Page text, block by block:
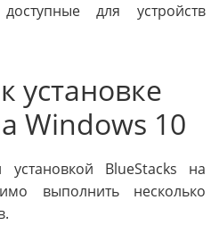
для устройств
установке
Windows 10
BlueStacks на
выполнить несколько